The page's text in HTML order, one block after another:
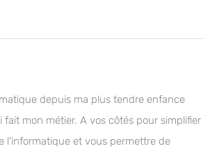
depuis ma plus tendre enfance
mon métier. A vos côtés pour simplifier
l'informatique et vous permettre de